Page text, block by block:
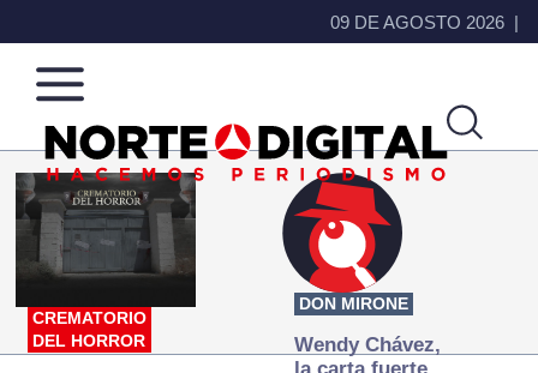
09 DE AGOSTO 2026
Norte
de
Ciudad
Más
que
noticias,
hacemos periodismo
CREMATORIO
DEL HORROR
DON MIRONE
Wendy Chávez,